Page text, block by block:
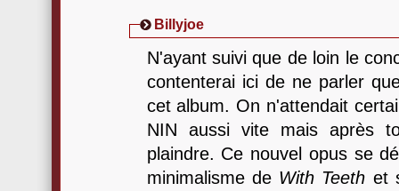
Billyjoe
N'ayant suivi que de loin le
contenterai ici de ne parler
cet album. On n'attendait
NIN aussi vite mais après
plaindre. Ce nouvel opus se
minimalisme de With Teeth et